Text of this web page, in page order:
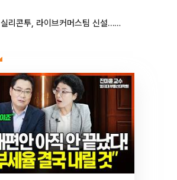
실리콘투, 라이브커머스팀 신설…K뷰티 ‘글로벌 판매망’ 확대[K뷰티 라방戰]